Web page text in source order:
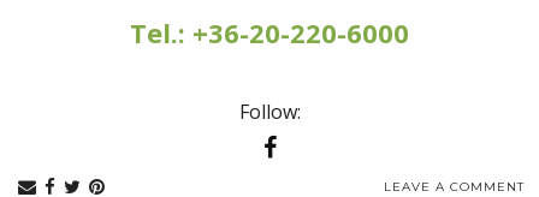
Tel.: +36-20-220-6000
Follow:
LEAVE A COMMENT